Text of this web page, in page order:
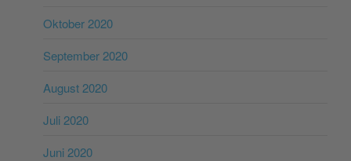
Oktober 2020
September 2020
August 2020
Juli 2020
Juni 2020